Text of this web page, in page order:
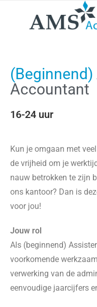
(Beginnend)
Accountant
16-24 uur
Kun je omgaan met
de vrijheid om je
nauw betrokken te zijn
ons kantoor? Dan is
voor jou!
Jouw rol
Als (beginnend)
voorkomende
verwerking van de
eenvoudige jaarcijfers